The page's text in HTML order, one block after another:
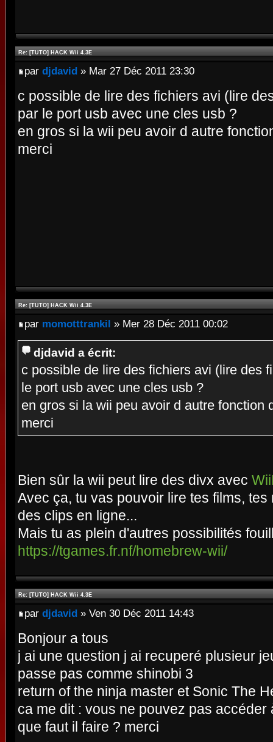
Re: [TUTO] HACK Wii 4.3E
par djdavid » Mar 27 Déc 2011 23:30
c possible de lire des fichiers avi (lire
par le port usb avec une cles usb ?
en gros si la wii peu avoir d autre
merci
Re: [TUTO] HACK Wii 4.3E
par momotttrankil » Mer 28 Déc 2011 00:02
djdavid a écrit:
c possible de lire des fichiers avi (lire des
le port usb avec une cles usb ?
en gros si la wii peu avoir d autre fonction
merci
Bien sûr la wii peut lire des divx avec
Avec ça, tu vas pouvoir lire tes films,
des clips en ligne...
Mais tu as plein d'autres possibilités
https://tgames.fr.nf/homebrew-wii/
Re: [TUTO] HACK Wii 4.3E
par djdavid » Ven 30 Déc 2011 14:43
Bonjour a tous
j ai une question j ai recuperé plusieur
passe pas comme shinobi 3
return of the ninja master et Sonic The
ca me dit : vous ne pouvez pas accéder
que faut il faire ? merci